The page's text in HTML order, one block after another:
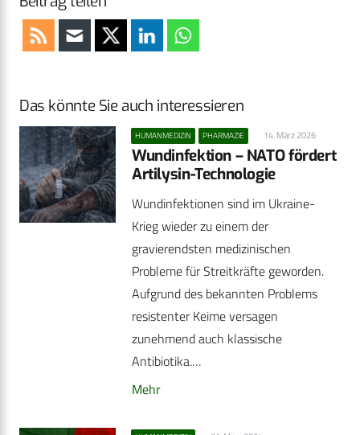
Das könnte Sie auch interessieren
HUMANMEDIZIN PHARMAZIE 14. März 2026
Wundinfektion – NATO fördert
Artilysin-Technologie
Wundinfektionen sind im Ukraine-
Krieg wieder zu einem der
gravierendsten medizinischen
Probleme für Streitkräfte geworden.
Aufgrund des bekannten Problems
resistenter Keime versagen
zunehmend auch klassische
Antibiotika.…
Mehr